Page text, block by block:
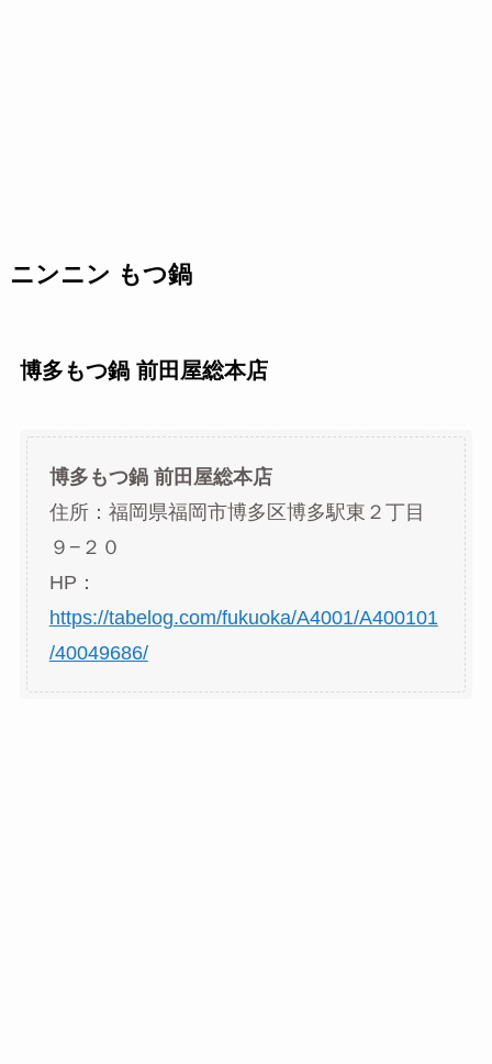
ニンニン もつ鍋
博多もつ鍋 前田屋総本店
博多もつ鍋 前田屋総本店
住所：福岡県福岡市博多区博多駅東２丁目
９−２０
HP：
https://tabelog.com/fukuoka/A4001/A400101
/40049686/